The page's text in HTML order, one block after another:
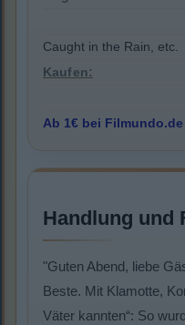
Caught in the Rain, etc.
Kaufen:
Ab 1€ bei Filmundo.de
Handlung und
"Guten Abend, liebe
Beste. Mit Klamotte,
Väter kannten“: So